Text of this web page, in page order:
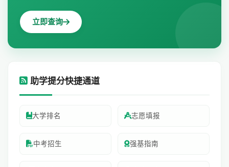
立即查询
助学提分快捷通道
大学排名 志愿填报
中考招生 强基指南